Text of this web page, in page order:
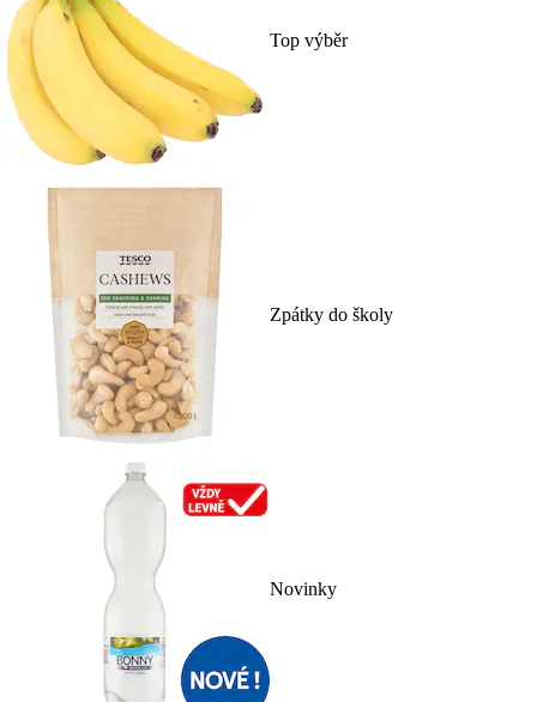
Top výběr
Zpátky do školy
Novinky